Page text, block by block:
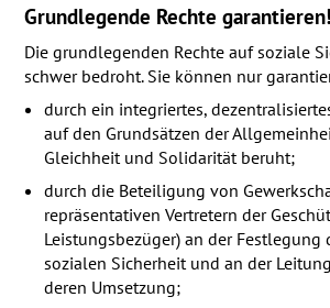
Grundlegende Rechte garantieren!
Die grundlegenden Rechte auf soziale
schwer bedroht. Sie können nur
durch ein integriertes,
auf den Grundsätzen der
Gleichheit und Solidarität beruht;
durch die Beteiligung von
repräsentativen Vertretern der
Leistungsbezüger) an der Festlegung
sozialen Sicherheit und an der
deren Umsetzung;